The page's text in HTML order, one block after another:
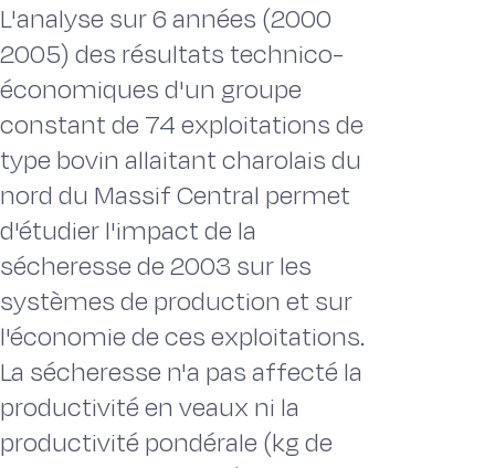
L'analyse sur 6 années (2000 
2005) des résultats technico-
économiques d'un groupe
constant de 74 exploitations de
type bovin allaitant charolais du
nord du Massif Central permet
d'étudier l'impact de la
sécheresse de 2003 sur les
systèmes de production et sur
l'économie de ces exploitations.
La sécheresse n'a pas affecté la
productivité en veaux ni la
productivité pondérale (kg de